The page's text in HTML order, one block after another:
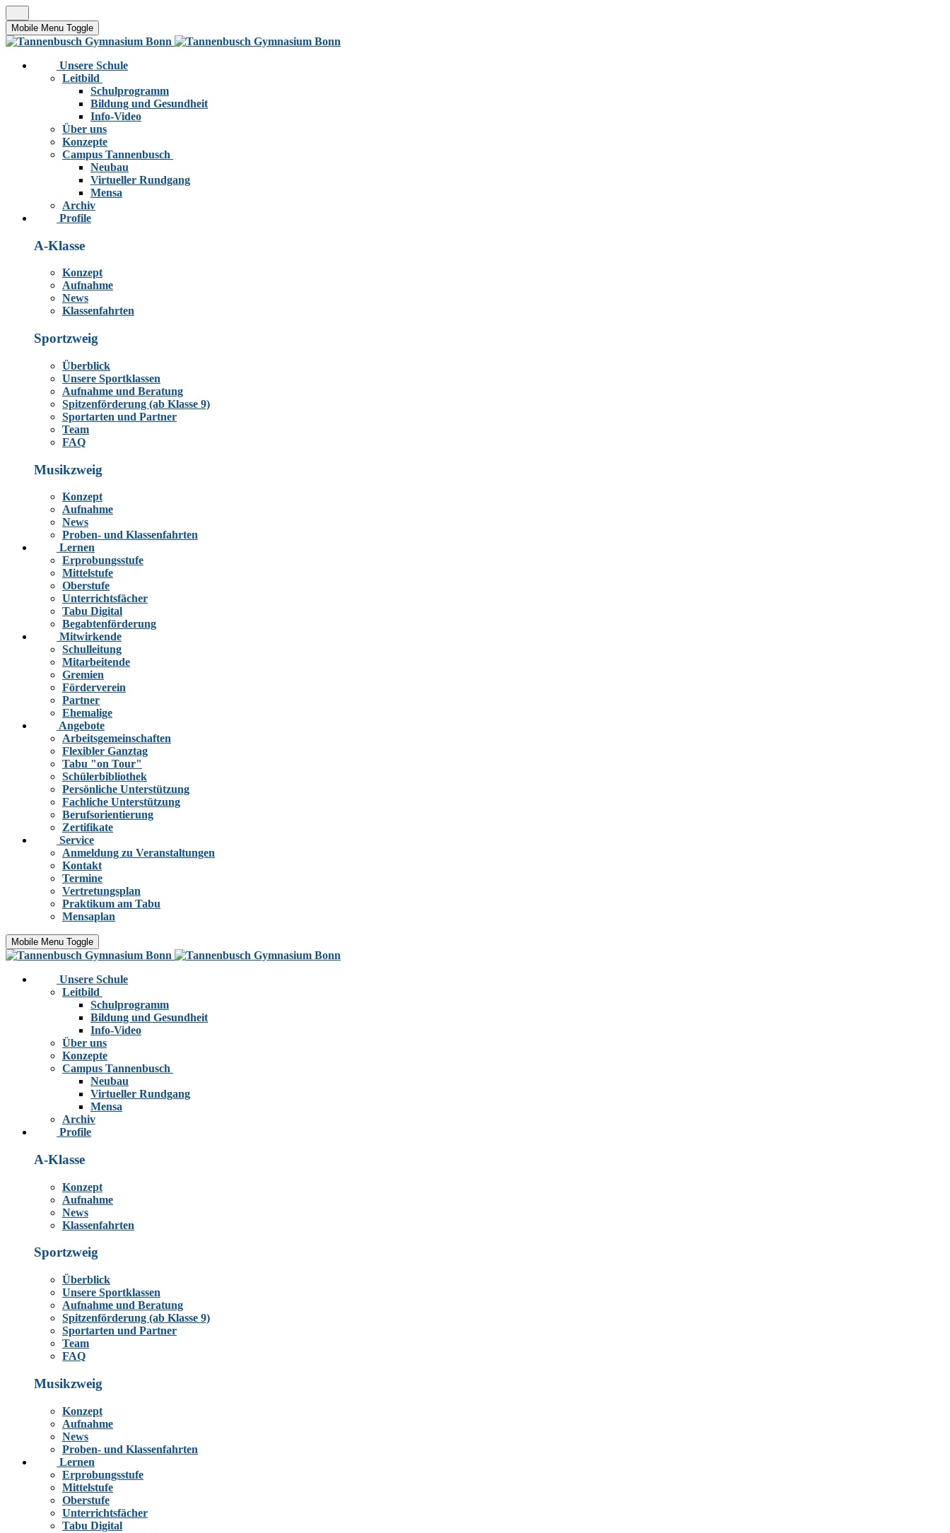
Mobile Menu Toggle
Unsere Schule
Leitbild
Schulprogramm
Bildung und Gesundheit
Info-Video
Über uns
Konzepte
Campus Tannenbusch
Neubau
Virtueller Rundgang
Mensa
Archiv
Profile
A-Klasse
Konzept
Aufnahme
News
Klassenfahrten
Sportzweig
Überblick
Unsere Sportklassen
Aufnahme und Beratung
Spitzenförderung (ab Klasse 9)
Sportarten und Partner
Team
FAQ
Musikzweig
Konzept
Aufnahme
News
Proben- und Klassenfahrten
Lernen
Erprobungsstufe
Mittelstufe
Oberstufe
Unterrichtsfächer
Tabu Digital
Begabtenförderung
Mitwirkende
Schulleitung
Mitarbeitende
Gremien
Förderverein
Partner
Ehemalige
Angebote
Arbeitsgemeinschaften
Flexibler Ganztag
Tabu "on Tour"
Schülerbibliothek
Persönliche Unterstützung
Fachliche Unterstützung
Berufsorientierung
Zertifikate
Service
Anmeldung zu Veranstaltungen
Kontakt
Termine
Vertretungsplan
Praktikum am Tabu
Mensaplan
Mobile Menu Toggle
Unsere Schule
Leitbild
Schulprogramm
Bildung und Gesundheit
Info-Video
Über uns
Konzepte
Campus Tannenbusch
Neubau
Virtueller Rundgang
Mensa
Archiv
Profile
A-Klasse
Konzept
Aufnahme
News
Klassenfahrten
Sportzweig
Überblick
Unsere Sportklassen
Aufnahme und Beratung
Spitzenförderung (ab Klasse 9)
Sportarten und Partner
Team
FAQ
Musikzweig
Konzept
Aufnahme
News
Proben- und Klassenfahrten
Lernen
Erprobungsstufe
Mittelstufe
Oberstufe
Unterrichtsfächer
Tabu Digital